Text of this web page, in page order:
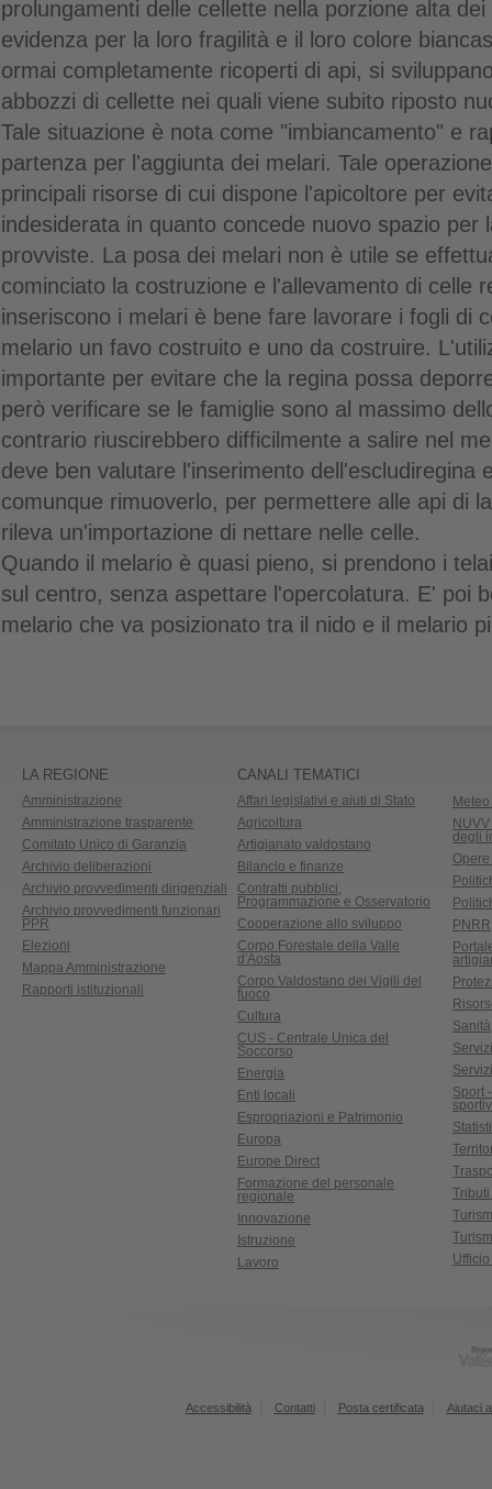
prolungamenti delle cellette nella porzione alta
evidenza per la loro fragilità e il loro colore
ormai completamente ricoperti di api, si
abbozzi di cellette nei quali viene subito riposto
Tale situazione è nota come "imbiancamento" e
partenza per l'aggiunta dei melari. Tale
principali risorse di cui dispone l'apicoltore per
indesiderata in quanto concede nuovo spazio per
provviste. La posa dei melari non è utile se
cominciato la costruzione e l'allevamento di celle
inseriscono i melari è bene fare lavorare i fogli di
melario un favo costruito e uno da costruire.
importante per evitare che la regina possa
però verificare se le famiglie sono al massimo
contrario riuscirebbero difficilmente a salire nel
deve ben valutare l'inserimento dell'escludiregina
comunque rimuoverlo, per permettere alle api di
rileva un'importazione di nettare nelle celle.
Quando il melario è quasi pieno, si prendono i
sul centro, senza aspettare l'opercolatura. E' poi
melario che va posizionato tra il nido e il melario
LA REGIONE
Amministrazione
Amministrazione trasparente
Comitato Unico di Garanzia
Archivio deliberazioni
Archivio provvedimenti dirigenziali
Archivio provvedimenti funzionari
PPR
Elezioni
Mappa Amministrazione
Rapporti istituzionali
CANALI TEMATICI
Affari legislativi e aiuti di Stato
Agricoltura
Artigianato valdostano
Bilancio e finanze
Contratti pubblici,
Programmazione e Osservatorio
Cooperazione allo sviluppo
Corpo Forestale della Valle
d'Aosta
Corpo Valdostano dei Vigili del
fuoco
Cultura
CUS - Centrale Unica del
Soccorso
Energia
Enti locali
Espropriazioni e Patrimonio
Europa
Europe Direct
Formazione del personale
regionale
Innovazione
Istruzione
Lavoro
degli
PNRR
Sanità
Sport
Accessibilità Contatti Posta certificata Aiutaci